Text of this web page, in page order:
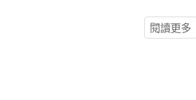
閱讀更多